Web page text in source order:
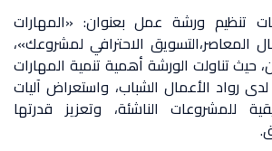
تنظيم ورشة عمل بعنوان: «المهارات
المعاصر،التسويق الاحترافي لمشروعك»،
تناولت الورشة أهمية تنمية المهارات
لدى رواد الأعمال الشباب، واستعراض آليات
للمشروعات الناشئة، وتعزيز قدرتها